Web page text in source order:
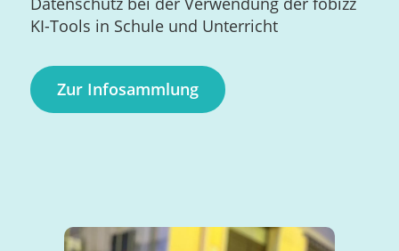
KI-Tools in Schule und Unterricht
Zur Infosammlung